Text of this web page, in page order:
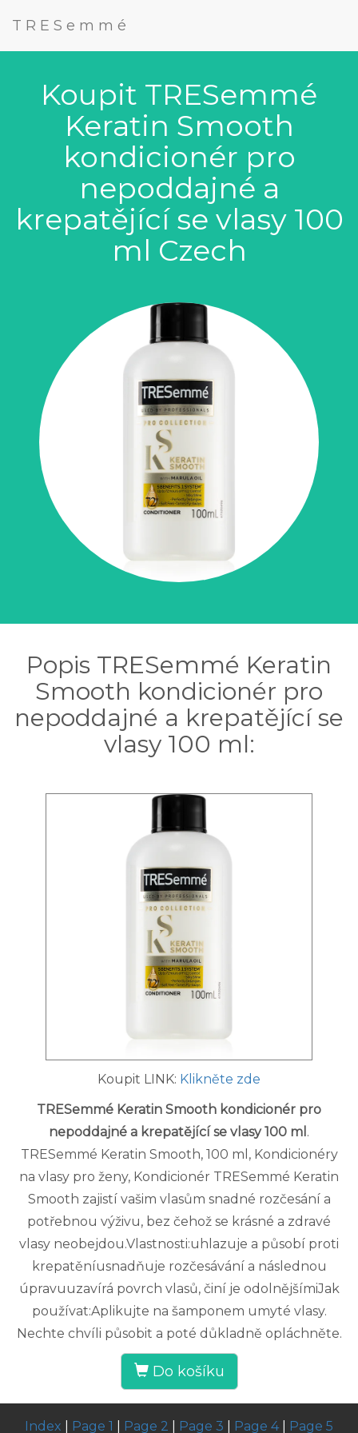
TRESemmé
Koupit TRESemmé
Keratin Smooth
kondicionér pro
nepoddajné a
krepatějící se vlasy 100
ml Czech
Popis TRESemmé Keratin
Smooth kondicionér pro
nepoddajné a krepatějící se
vlasy 100 ml:
Koupit LINK: Klikněte zde
TRESemmé Keratin Smooth kondicionér pro
nepoddajné a krepatějící se vlasy 100 ml .
TRESemmé Keratin Smooth, 100 ml, Kondicionéry
na vlasy pro ženy, Kondicionér TRESemmé Keratin
Smooth zajistí vašim vlasům snadné rozčesání a
potřebnou výživu, bez čehož se krásné a zdravé
vlasy neobejdou.Vlastnosti:uhlazuje a působí proti
krepatěníusnadňuje rozčesávání a následnou
úpravuuzavírá povrch vlasů, činí je odolnějšímiJak
používat:Aplikujte na šamponem umyté vlasy.
Nechte chvíli působit a poté důkladně opláchněte.
Do košíku
Index Page 1 Page 2 Page 3 Page 4| Page 5